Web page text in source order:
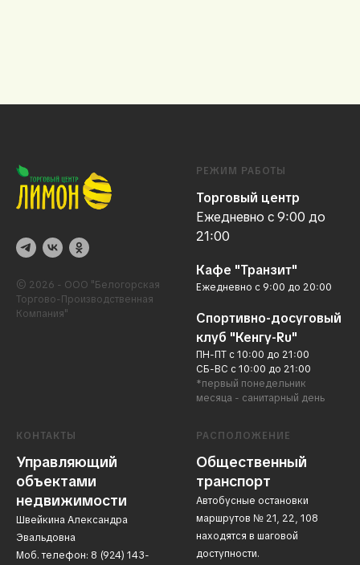
© 2026 - ООО "Белогорская
Торгово-Производственная
Компания"
РЕЖИМ РАБОТЫ
Торговый центр
Ежедневно с 9:00 до
21:00
Кафе "Транзит"
Ежедневно с 9:00 до 20:00
Спортивно-досуговый
клуб "Кенгу-Ru"
ПН-ПТ с 10:00 до 21:00
СБ-ВС с 10:00 до 21:00
*первый понедельник
месяца - санитарный день
КОНТАКТЫ
Управляющий
объектами
недвижимости
Швейкина Александра
Эвальдовна
Моб. телефон: 8 (924) 143-
РАСПОЛОЖЕНИЕ
Общественный
транспорт
Автобусные остановки
маршрутов № 21, 22, 108
находятся в шаговой
доступности.